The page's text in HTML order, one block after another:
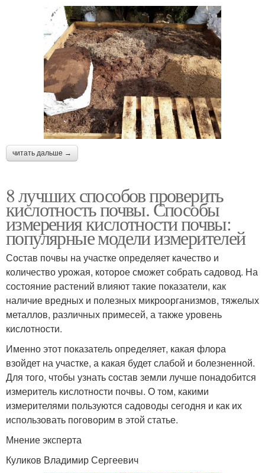
читать дальше →
8 лучших способов проверить
кислотность почвы. Способы
измерения кислотности почвы:
популярные модели измерителей
Состав почвы на участке определяет качество и
количество урожая, которое сможет собрать садовод. На
состояние растений влияют такие показатели, как
наличие вредных и полезных микроорганизмов, тяжелых
металлов, различных примесей, а также уровень
кислотности.
Именно этот показатель определяет, какая флора
взойдет на участке, а какая будет слабой и болезненной.
Для того, чтобы узнать состав земли лучше понадобится
измеритель кислотности почвы. О том, какими
измерителями пользуются садоводы сегодня и как их
использовать поговорим в этой статье.
Мнение эксперта
Куликов Владимир Сергеевич